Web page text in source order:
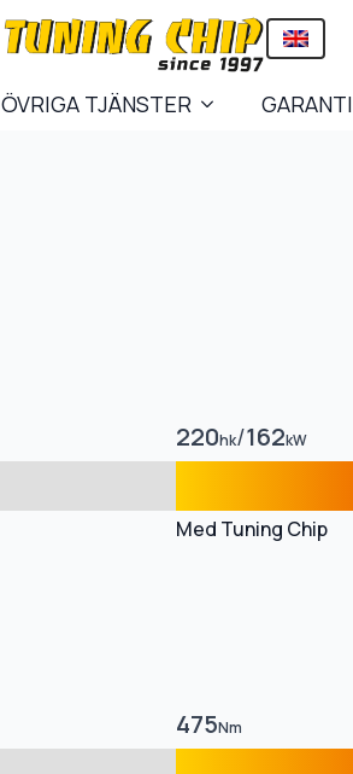
ÖVRIGA TJÄNSTER GARANTI
220hk/162kW
Med Tuning Chip
475Nm